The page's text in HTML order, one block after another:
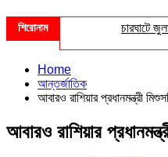
শিরোনাম চারঘাটে
Home
আন্তর্জাতিক
আবারও রাশিয়ার প্রধানমন্ত্রী
আবারও রাশিয়ার